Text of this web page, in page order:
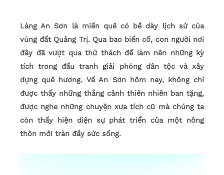
Làng An Sơn là miền quê có bề dày lịch sử của
vùng đất Quảng Trị. Qua bao biến cố, con người nơi
đây đã vượt qua thử thách để làm nên những kỳ
tích trong đấu tranh giải phóng dân tộc và xây
dựng quê hương. Về An Sơn hôm nay, không chỉ
được thấy những thắng cảnh thiên nhiên ban tặng,
được nghe những chuyện xưa tích cũ mà chúng ta
còn thấy hiện diện sự phát triển của một nông
thôn mới tràn đầy sức sống.